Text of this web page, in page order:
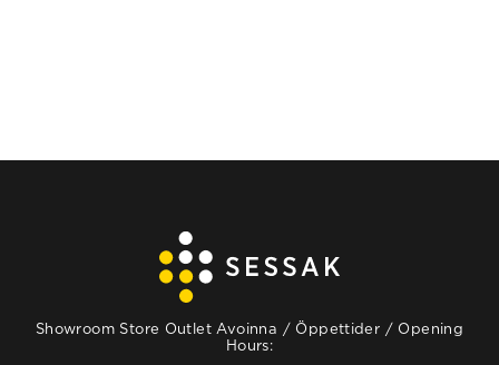
Showroom Store Outlet Avoinna / Öppettider / Opening
Hours: